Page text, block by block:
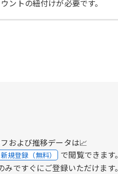
ントの紐付けが必要です。
および推移データは📈
新規登録（無料） で閲覧できます。
みですぐにご登録いただけます。